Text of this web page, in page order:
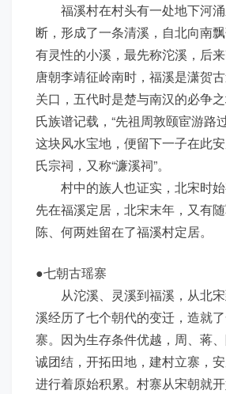
福溪村在村头有一处地下河涌
断，形成了一条清溪，自北向南
有灵性的小溪，最先称沱溪，后
唐朝李靖征岭南时，福溪是潇贺
关口，五代时是楚与南汉的必争
氏族谱记载，“先祖周敦颐宦游路
这块风水宝地，便留下一子在此
氏宗祠，又称“濂溪祠”。
村中的族人也证实，北宋时始
先在福溪定居，北宋末年，又有
陈、何两姓留在了福溪村定居。
●七朝古瑶寨
从沱溪、灵溪到福溪，从北宋
溪经历了七个朝代的变迁，造就
寨。因为生存条件优越，周、蒋
诚团结，开拓田地，建村立寨，
进行着原始积累。村寨从宋朝就